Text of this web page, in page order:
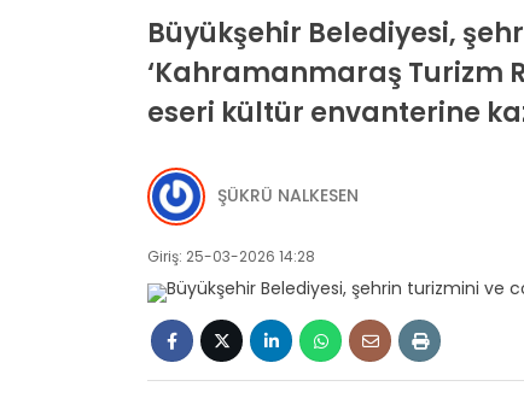
Büyükşehir Belediyesi,
‘Kahramanmaraş Turizm
eseri kültür envanterine
ŞÜKRÜ NALKESEN
Giriş: 25-03-2026 14:28